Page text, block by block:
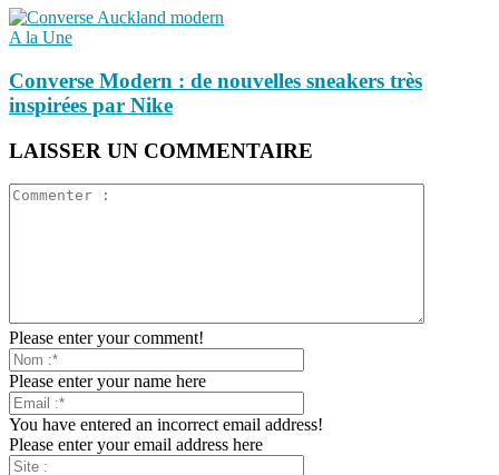
A la Une
Converse Modern : de nouvelles sneakers très
inspirées par Nike
LAISSER UN COMMENTAIRE
Please enter your comment!
Please enter your name here
You have entered an incorrect email address!
Please enter your email address here